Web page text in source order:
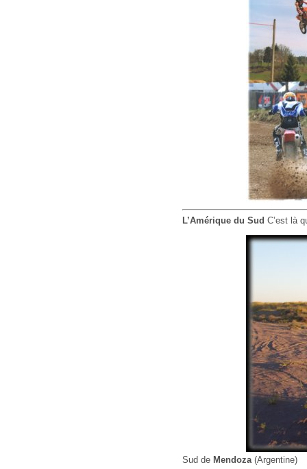
L’Amérique du Sud C’est là
Sud de Mendoza (Argentine)